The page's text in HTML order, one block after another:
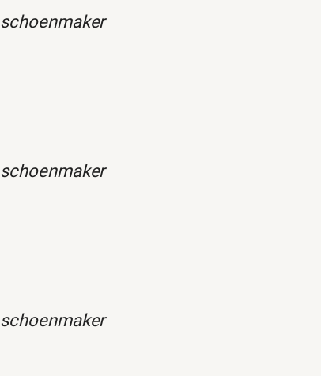
schoenmaker
schoenmaker
schoenmaker